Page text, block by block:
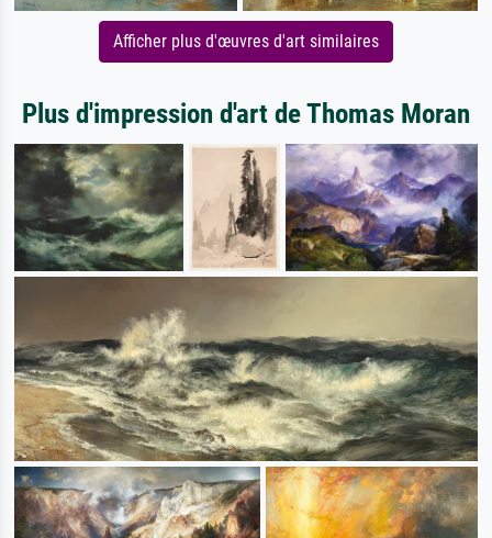
Afficher plus d'œuvres d'art similaires
Plus d'impression d'art de Thomas Moran